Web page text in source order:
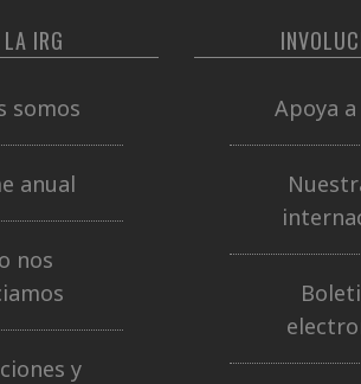
IRG
somos
anual
nos
y
Apoya a